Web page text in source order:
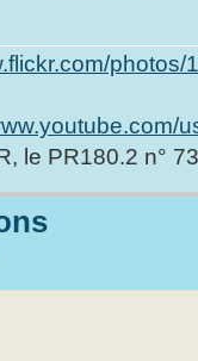
le PR180.2 n°